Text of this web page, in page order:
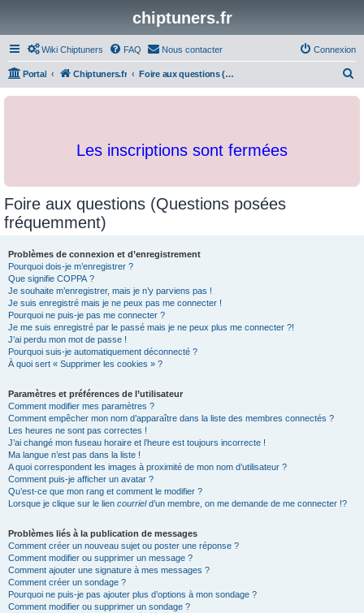
chiptuners.fr
Wiki Chiptuners FAQ Nous contacter Connexion
Portal Chiptuners.fr Foire aux questions (Questions posées fréquemment)
c
Les inscriptions sont fermées
Foire aux questions (Questions posées
fréquemment)
Problèmes de connexion et d’enregistrement
Pourquoi dois-je m’enregistrer ?
Que signifie COPPA ?
Je souhaite m’enregistrer, mais je n’y parviens pas !
Je suis enregistré mais je ne peux pas me connecter !
Pourquoi ne puis-je pas me connecter ?
Je me suis enregistré par le passé mais je ne peux plus me connecter ?!
J’ai perdu mon mot de passe !
Pourquoi suis-je automatiquement déconnecté ?
À quoi sert « Supprimer les cookies » ?
Paramètres et préférences de l’utilisateur
Comment modifier mes paramètres ?
Comment empêcher mon nom d’apparaître dans la liste des membres connectés ?
Les heures ne sont pas correctes !
J’ai changé mon fuseau horaire et l’heure est toujours incorrecte !
Ma langue n’est pas dans la liste !
A quoi correspondent les images à proximité de mon nom d’utilisateur ?
Comment puis-je afficher un avatar ?
Qu’est-ce que mon rang et comment le modifier ?
Lorsque je clique sur le lien courrield’un membre, on me demande de me connecter !?
Problèmes liés à la publication de messages
Comment créer un nouveau sujet ou poster une réponse ?
Comment modifier ou supprimer un message ?
Comment ajouter une signature à mes messages ?
Comment créer un sondage ?
Pourquoi ne puis-je pas ajouter plus d’options à mon sondage ?
Comment modifier ou supprimer un sondage ?